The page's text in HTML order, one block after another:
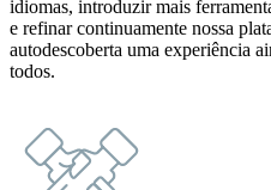
idiomas, introduzir mais
e refinar continuamente nossa
autodescoberta uma experiência
todos.